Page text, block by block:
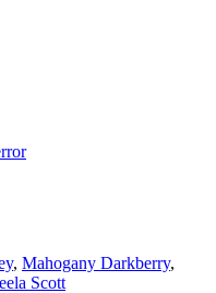
, Mahogany Darkberry,
Scott